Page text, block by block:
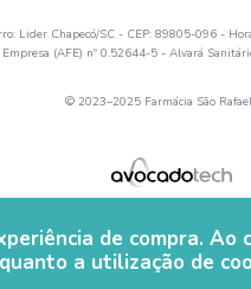
de compra. Ao
a utilização de
Lider Chapecó/SC - CEP: 89805-096 -
(AFE) nº 0.52644-5 - Alvará
© 2023–2025 Farmácia São